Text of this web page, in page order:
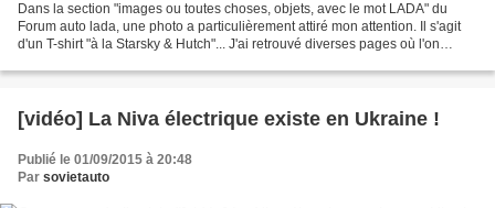
Dans la section "images ou toutes choses, objets, avec le mot LADA" du
Forum auto lada, une photo a particulièrement attiré mon attention. Il s'agit
d'un T-shirt "à la Starsky & Hutch"... J'ai retrouvé diverses pages où l'on
[vidéo] La Niva électrique existe en Ukraine !
Publié le 01/09/2015 à 20:48
Par sovietauto